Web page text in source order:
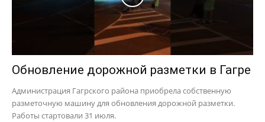
Обновление дорожной разметки в Гагре
Администрация Гагрского района приобрела собственную
разметочную машину для обновления дорожной разметки.
Работы стартовали 31 июля.